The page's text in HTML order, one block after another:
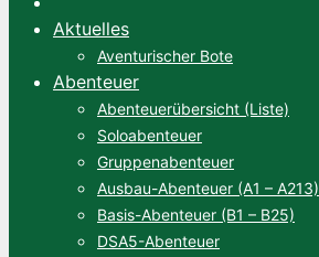
Aktuelles
Aventurischer Bote
Abenteuer
Abenteuerübersicht (Liste)
Soloabenteuer
Gruppenabenteuer
Ausbau-Abenteuer (A1 – A213)
Basis-Abenteuer (B1 – B25)
DSA5-Abenteuer